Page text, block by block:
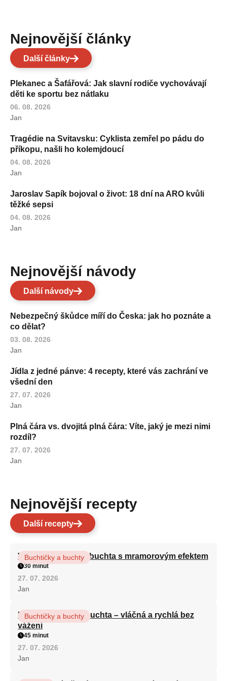
Nejnovější články
Další články
Plekanec a Šafářová: Jak slavní rodiče vychovávají
děti ke sportu bez nátlaku
06. 08. 2026
Jan
Tragédie na Svitavsku: Cyklista zemřel po pádu do
příkopu, našli ho kolemjdoucí
04. 08. 2026
Jan
Jaroslav Sapík bojoval o život: 18 dní na ARO kvůli
těžké sepsi
04. 08. 2026
Jan
Nejnovější návody
Další návody
Nebezpečný škůdce míří do Česka: jak ho poznáte a
co dělat?
03. 08. 2026
Jan
Jídla z jedné pánve: 4 recepty, které vás zachrání ve
všední den
27. 07. 2026
Jan
Plná čára vs. dvojitá plná čára: Víte, jaký je mezi nimi
rozdíl?
27. 07. 2026
Jan
Nejnovější recepty
Další recepty
Vláčná olejová litá buchta s mramorovým efektem
Buchtičky a buchty
30 minut
27. 07. 2026
Jan
Hrnková maková buchta – vláčná a rychlá bez
vážení
Buchtičky a buchty
45 minut
27. 07. 2026
Jan